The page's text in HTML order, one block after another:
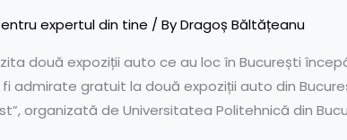
expertul din tine / ByDragoș Băltățeanu
două expoziții auto ce au loc în București
admirate gratuit la două expoziții auto din
organizată de Universitatea Politehnică din